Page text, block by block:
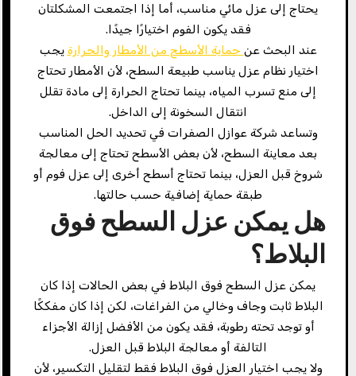
يحتاج إلى عزل مائي مناسب، أما إذا اجتمعت المشكلتان
فقد يكون الفوم اختيارًا جيدًا.
عند البحث عن حماية الأسطح من الأمطار والحرارة يجب
اختيار نظام عزل يناسب طبيعة السطح، لأن الأمطار تحتاج
إلى منع تسرب المياه، بينما تحتاج الحرارة إلى مادة تقلل
انتقال السخونة إلى الداخل.
وتساعد شركة عوازل الصفرات في تحديد الحل المناسب
بعد معاينة السطح، لأن بعض الأسطح تحتاج إلى معالجة
شروخ قبل العزل، بينما تحتاج أسطح أخرى إلى عزل فوم أو
طبقة حماية إضافية حسب حالتها.
هل يمكن عزل السطح فوق
البلاط؟
يمكن عزل السطح فوق البلاط في بعض الحالات إذا كان
البلاط ثابت وجاف وخالي من الفراغات، لكن إذا كان مفككًا
أو توجد تحته رطوبة، فقد يكون من الأفضل إزالة الأجزاء
التالفة أو معالجة البلاط قبل العزل.
ولا يجب اختيار العزل فوق البلاط فقط لتقليل التكسير، لأن